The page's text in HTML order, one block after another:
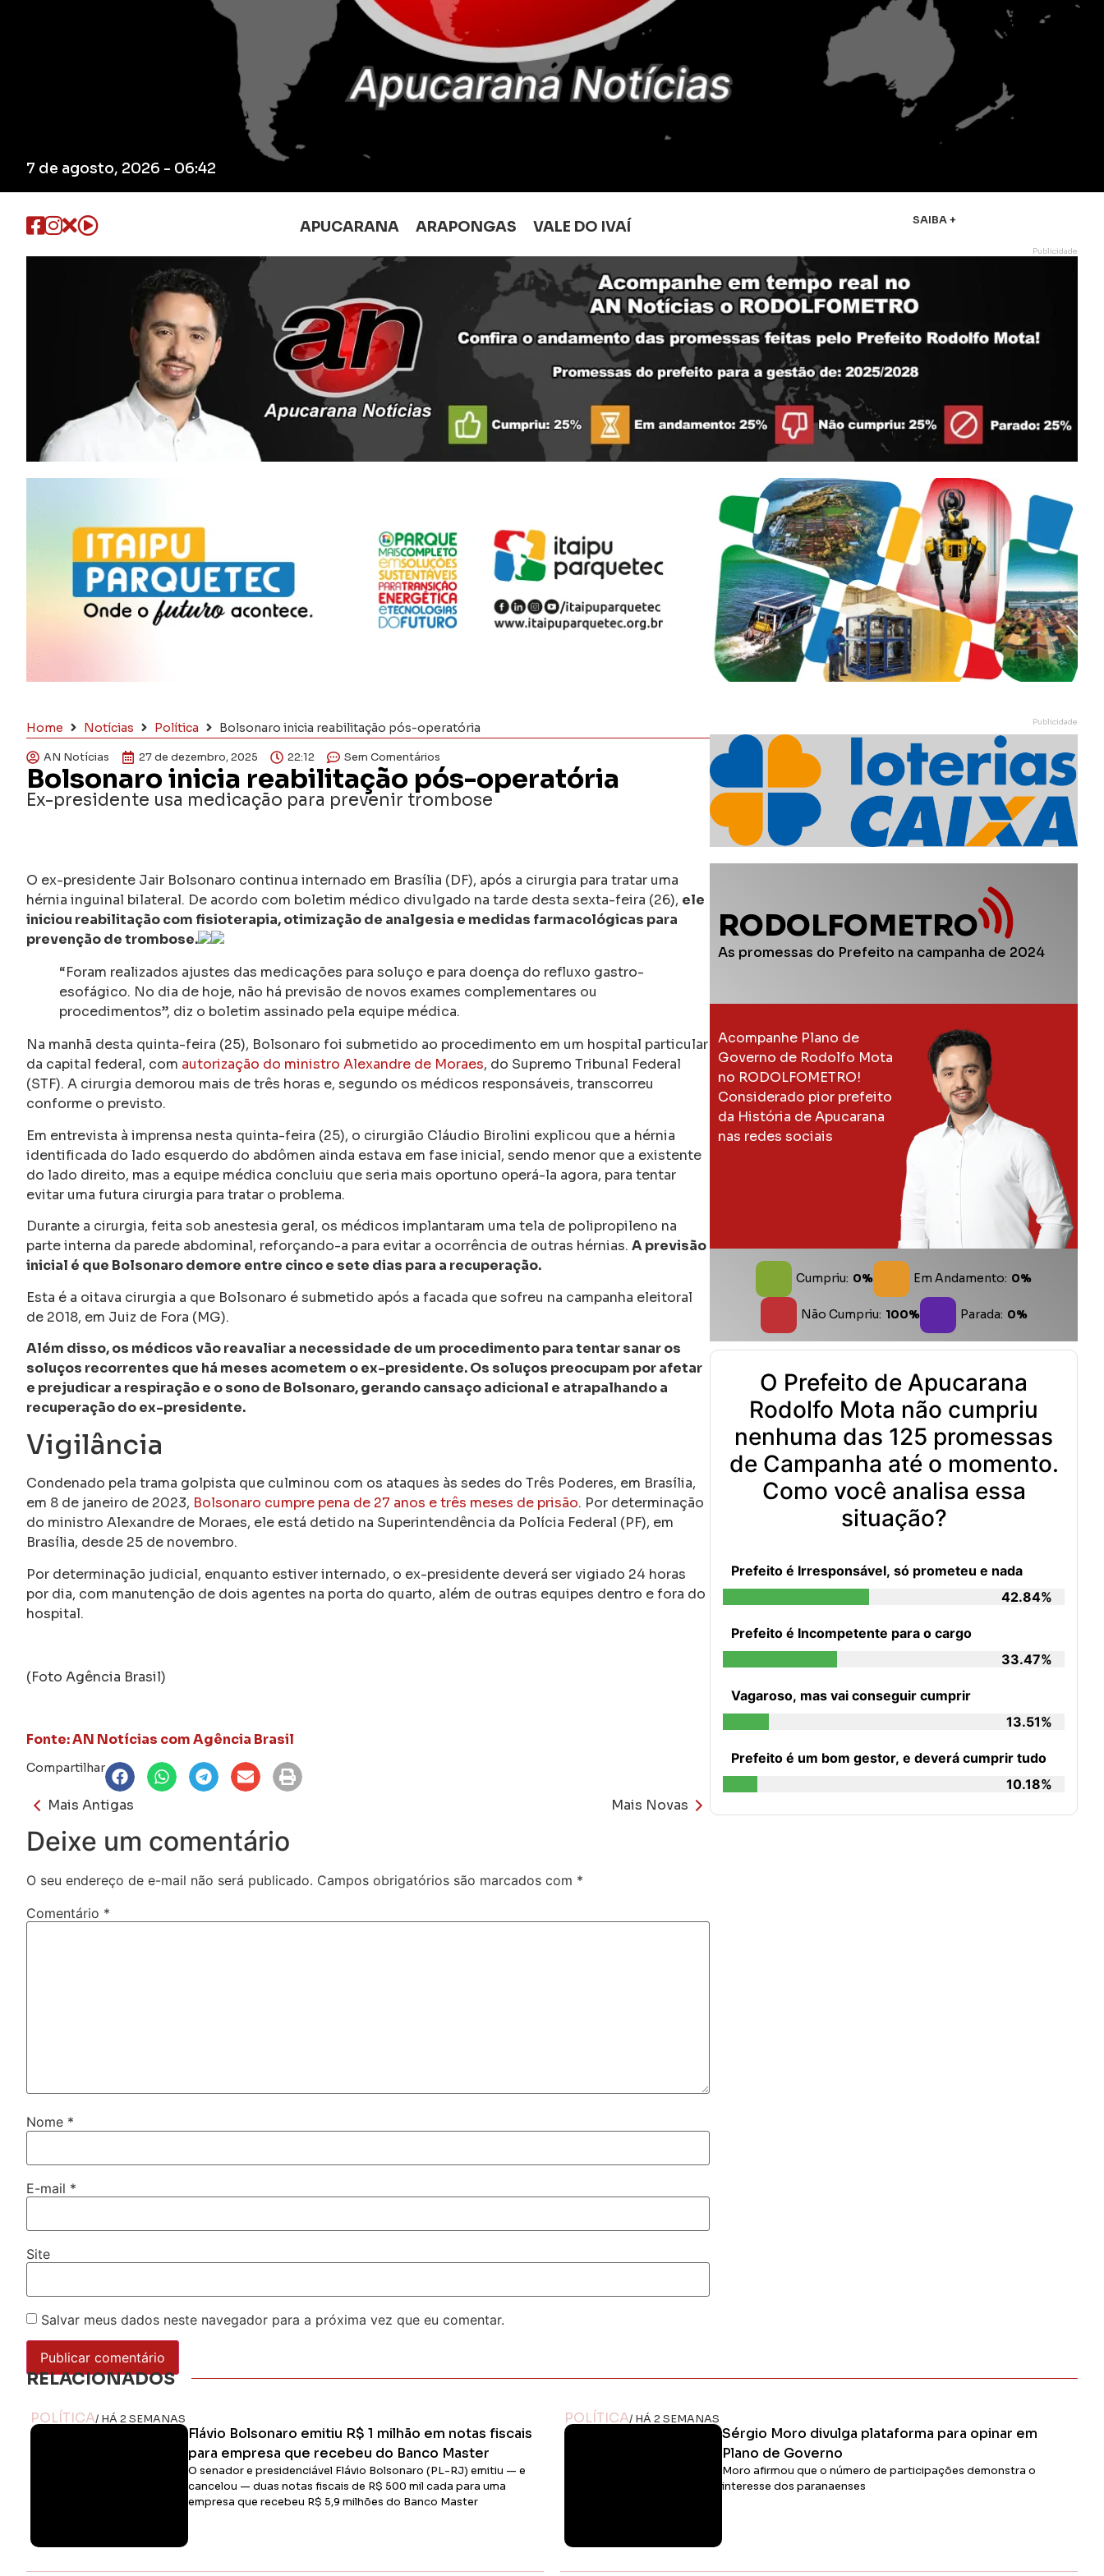
7 de agosto, 2026 - 06:42
APUCARANA ARAPONGAS VALE DO IVAÍ SAIBA +
Publicidade
Home Notícias Política Bolsonaro inicia reabilitação pós-operatória
AN Notícias 27 de dezembro, 2025 22:12 Sem Comentários
Bolsonaro inicia reabilitação pós-operatória
Ex-presidente usa medicação para prevenir trombose
O ex-presidente Jair Bolsonaro continua internado em Brasília (DF), após a cirurgia para tratar uma
hérnia inguinal bilateral. De acordo com boletim médico divulgado na tarde desta sexta-feira (26), ele
iniciou reabilitação com fisioterapia, otimização de analgesia e medidas farmacológicas para
prevenção de trombose.
“Foram realizados ajustes das medicações para soluço e para doença do refluxo gastro-
esofágico. No dia de hoje, não há previsão de novos exames complementares ou
procedimentos”, diz o boletim assinado pela equipe médica.
Na manhã desta quinta-feira (25), Bolsonaro foi submetido ao procedimento em um hospital particular
da capital federal, com autorização do ministro Alexandre de Moraes, do Supremo Tribunal Federal
(STF). A cirurgia demorou mais de três horas e, segundo os médicos responsáveis, transcorreu
conforme o previsto.
Em entrevista à imprensa nesta quinta-feira (25), o cirurgião Cláudio Birolini explicou que a hérnia
identificada do lado esquerdo do abdômen ainda estava em fase inicial, sendo menor que a existente
do lado direito, mas a equipe médica concluiu que seria mais oportuno operá-la agora, para tentar
evitar uma futura cirurgia para tratar o problema.
Durante a cirurgia, feita sob anestesia geral, os médicos implantaram uma tela de polipropileno na
parte interna da parede abdominal, reforçando-a para evitar a ocorrência de outras hérnias. A previsão
inicial é que Bolsonaro demore entre cinco e sete dias para a recuperação.
Esta é a oitava cirurgia a que Bolsonaro é submetido após a facada que sofreu na campanha eleitoral
de 2018, em Juiz de Fora (MG).
Além disso, os médicos vão reavaliar a necessidade de um procedimento para tentar sanar os
soluços recorrentes que há meses acometem o ex-presidente. Os soluços preocupam por afetar
e prejudicar a respiração e o sono de Bolsonaro, gerando cansaço adicional e atrapalhando a
recuperação do ex-presidente.
Vigilância
Condenado pela trama golpista que culminou com os ataques às sedes do Três Poderes, em Brasília,
em 8 de janeiro de 2023, Bolsonaro cumpre pena de 27 anos e três meses de prisão. Por determinação
do ministro Alexandre de Moraes, ele está detido na Superintendência da Polícia Federal (PF), em
Brasília, desde 25 de novembro.
Por determinação judicial, enquanto estiver internado, o ex-presidente deverá ser vigiado 24 horas
por dia, com manutenção de dois agentes na porta do quarto, além de outras equipes dentro e fora do
hospital.
(Foto Agência Brasil)
Fonte: AN Notícias com Agência Brasil
Compartilhar
Mais Antigas Mais Novas
Deixe um comentário
O seu endereço de e-mail não será publicado. Campos obrigatórios são marcados com *
Comentário *
Nome *
E-mail *
Site
Salvar meus dados neste navegador para a próxima vez que eu comentar.
Publicidade
RODOLFOMETRO
As promessas do Prefeito na campanha de 2024
Acompanhe Plano de
Governo de Rodolfo Mota
no RODOLFOMETRO!
Considerado pior prefeito
da História de Apucarana
nas redes sociais
Cumpriu: 0% Em Andamento: 0%
Não Cumpriu: 100% Parada: 0%
O Prefeito de Apucarana
Rodolfo Mota não cumpriu
nenhuma das 125 promessas
de Campanha até o momento.
Como você analisa essa
situação?
Prefeito é Irresponsável, só prometeu e nada
42.84%
Prefeito é Incompetente para o cargo
33.47%
Vagaroso, mas vai conseguir cumprir
13.51%
Prefeito é um bom gestor, e deverá cumprir tudo
10.18%
RELACIONADOS
POLÍTICA/ HÁ 2 SEMANAS
Flávio Bolsonaro emitiu R$ 1 milhão em notas fiscais
para empresa que recebeu do Banco Master
O senador e presidenciável Flávio Bolsonaro (PL-RJ) emitiu — e
cancelou — duas notas fiscais de R$ 500 mil cada para uma
empresa que recebeu R$ 5,9 milhões do Banco Master
POLÍTICA/ HÁ 2 SEMANAS
Sérgio Moro divulga plataforma para opinar em
Plano de Governo
Moro afirmou que o número de participações demonstra o
interesse dos paranaenses